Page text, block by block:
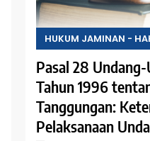
4
HUKUM JAMINAN -
Pasal 27
Tahun 1996
Tanggungan:
Tanggungan